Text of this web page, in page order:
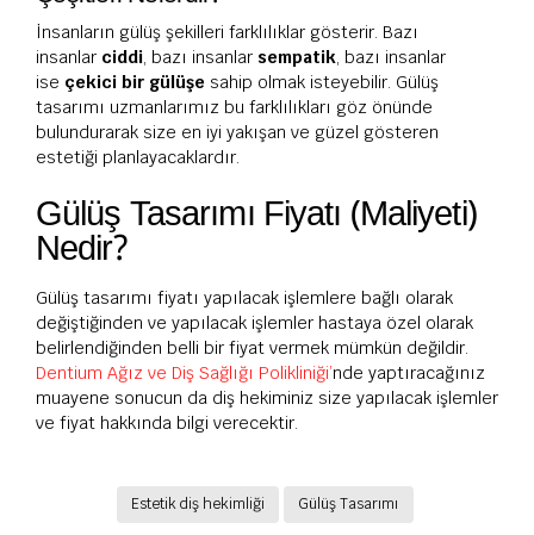
İnsanların gülüş şekilleri farklılıklar gösterir. Bazı
insanlar ciddi, bazı insanlar sempatik, bazı insanlar
ise çekici bir gülüşe sahip olmak isteyebilir. Gülüş
tasarımı uzmanlarımız bu farklılıkları göz önünde
bulundurarak size en iyi yakışan ve güzel gösteren
estetiği planlayacaklardır.
Gülüş Tasarımı Fiyatı (Maliyeti)
Nedir?
Gülüş tasarımı fiyatı yapılacak işlemlere bağlı olarak
değiştiğinden ve yapılacak işlemler hastaya özel olarak
belirlendiğinden belli bir fiyat vermek mümkün değildir.
Dentium Ağız ve Diş Sağlığı Polikliniği’nde yaptıracağınız
muayene sonucun da diş hekiminiz size yapılacak işlemler
ve fiyat hakkında bilgi verecektir.
Estetik diş hekimliği Gülüş Tasarımı